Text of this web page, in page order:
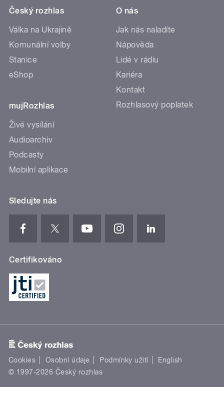
Český rozhlas
Válka na Ukrajině
Komunální volby
Stanice
eShop
mujRozhlas
Živé vysílání
Audioarchiv
Podcasty
Mobilní aplikace
O nás
Jak nás naladíte
Nápověda
Lidé v rádiu
Kariéra
Kontakt
Rozhlasový poplatek
Sledujte nás
Certifikováno
Cookies Osobní údaje Podmínky užití
English
© 1997-2026 Český rozhlas